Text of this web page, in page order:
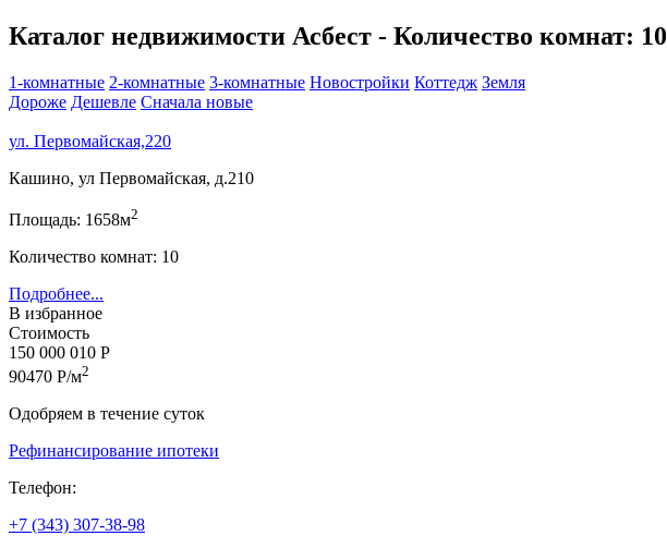
Каталог недвижимости Асбест - Количество комнат: 10
1-комнатные 2-комнатные 3-комнатные Новостройки Коттедж Земля
Дороже Дешевле Сначала новые
ул. Первомайская,220
Кашино, ул Первомайская, д.210
Площадь: 1658м2
Количество комнат: 10
Подробнее...
В избранное
Стоимость
150 000 010 Р
90470 Р/м2
Одобряем в течение суток
Рефинансирование ипотеки
Телефон:
+7 (343) 307-38-98